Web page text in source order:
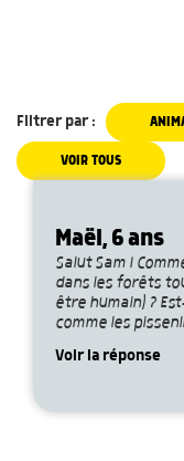
Filtrer par :
VOIR TOUS
Maël, 6 ans
Salut Sam !
dans les forêts
être humain) ?
comme les
Voir la réponse